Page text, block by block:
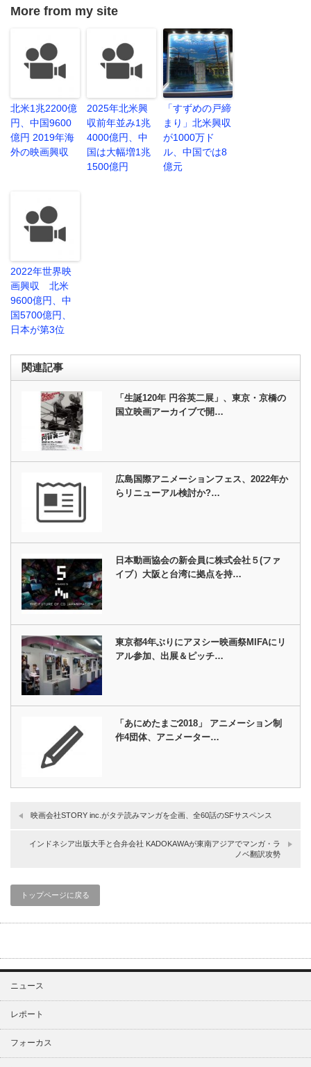
More from my site
北米1兆2200億
円、中国9600
億円 2019年海
外の映画興収
2025年北米興
収前年並み1兆
4000億円、中
国は大幅増1兆
1500億円
「すずめの戸締
まり」北米興収
が1000万ド
ル、中国では8
億元
2022年世界映
画興収 北米
9600億円、中
国5700億円、
日本が第3位
関連記事
「生誕120年 円谷英二展」、東京・京橋の
国立映画アーカイブで開…
広島国際アニメーションフェス、2022年か
らリニューアル検討か?…
日本動画協会の新会員に株式会社５(ファ
イブ）大阪と台湾に拠点を持…
東京都4年ぶりにアヌシー映画祭MIFAにリ
アル参加、出展＆ピッチ…
「あにめたまご2018」 アニメーション制
作4団体、アニメーター…
映画会社STORY inc.がタテ読みマンガを企画、全60話のSFサスペンス
インドネシア出版大手と合弁会社 KADOKAWAが東南アジアでマンガ・ラ
ノベ翻訳攻勢
トップページに戻る
ニュース
レポート
フォーカス